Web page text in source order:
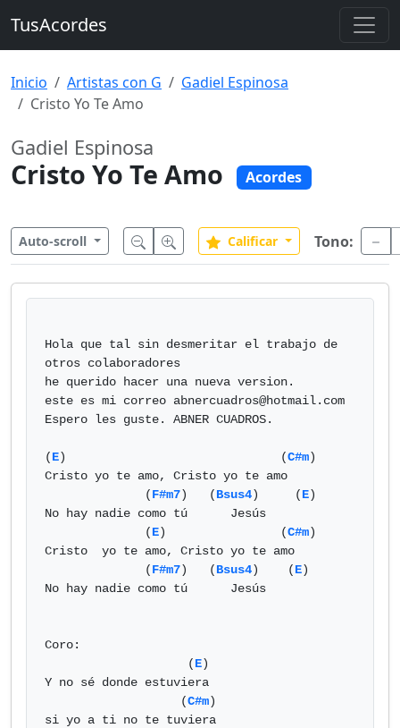
TusAcordes
Inicio Artistas con G
Gadiel Espinosa
Cristo Yo Te Amo
Gadiel Espinosa
Cristo Yo Te Amo Acordes
Auto-scroll Calificar Tono:
Hola que tal sin desmeritar el trabajo de
otros colaboradores
he querido hacer una nueva version.
este es mi correo abnercuadros@hotmail.com
Espero les guste. ABNER CUADROS.
(E)                              (C#m)
Cristo yo te amo, Cristo yo te amo
              (
F#m7)   (Bsus4)     (E)
No hay nadie como tú      Jesús
              (
E)                (C#m)
Cristo  yo te amo, Cristo yo te amo
              (
F#m7)   (Bsus4)    (E)
No hay nadie como tú      Jesús
Coro:
                    (
E)
Y no sé donde estuviera
                   (
C#m)
si yo a ti no te tuviera